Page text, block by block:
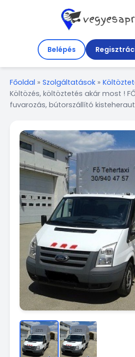
Belépés
Főoldal » Szolgáltatások »
Költözés, költöztetés akár most ! FŐ-
fuvarozás, bútorszállító